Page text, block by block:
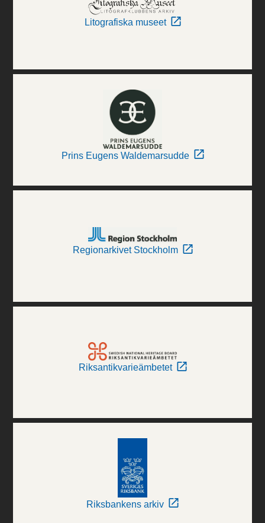
Litografiska museet
Prins Eugens Waldemarsudde
Regionarkivet Stockholm
Riksantikvarieämbetet
Riksbankens arkiv